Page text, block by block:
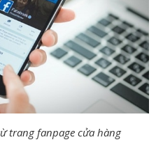
trang fanpage cửa hàng